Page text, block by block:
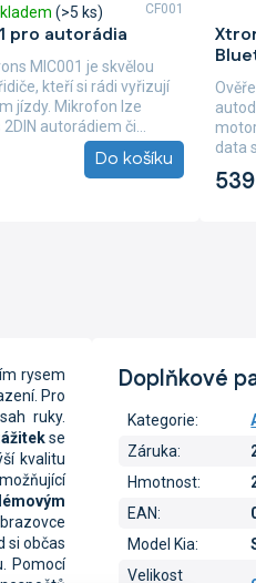
pro autorádia
(>5 ks)
Do košíku
MIC001 je skvělou
kteří si rádi vyřizují
jízdy. Mikrofon lze
autorádiem či...
CF001
je
5,0
z
5
data
rysem
Pro
ruky.
se
kvalitu
si občas
Pomocí
Doplňkové
Kategorie:
Záruka:
Hmotnost:
EAN:
Model Kia:
Velikost